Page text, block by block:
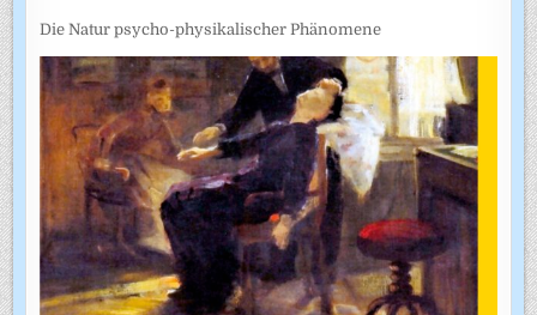
Die Natur psycho-physikalischer Phänomene